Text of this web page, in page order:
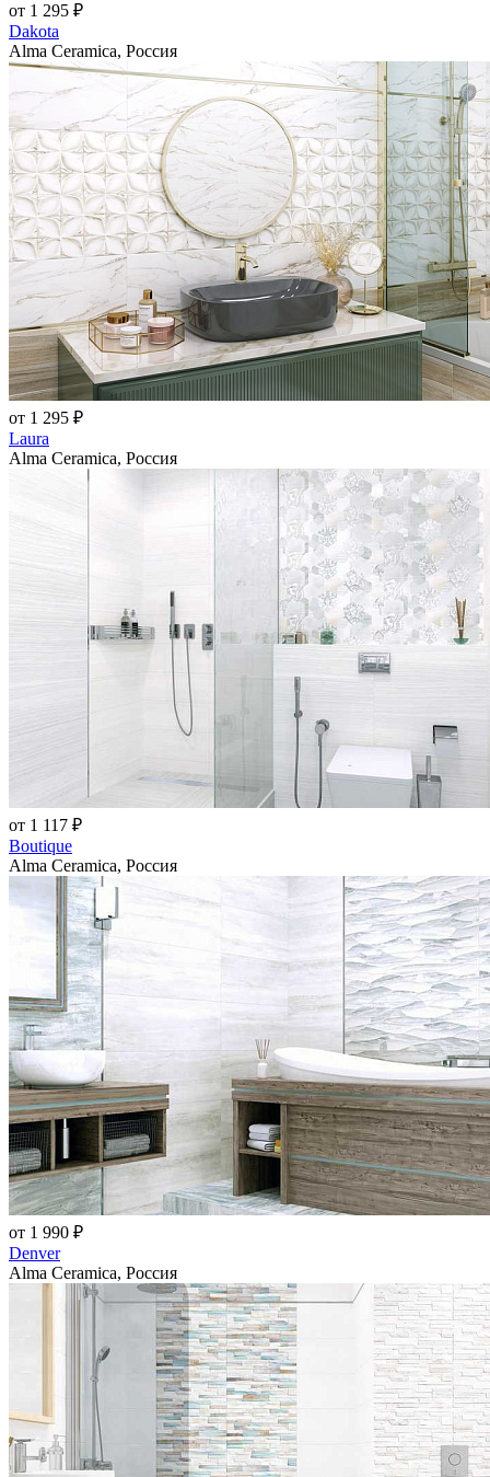
от 1 295 ₽
Dakota
Alma Ceramica, Россия
от 1 295 ₽
Laura
Alma Ceramica, Россия
от 1 117 ₽
Boutique
Alma Ceramica, Россия
от 1 990 ₽
Denver
Alma Ceramica, Россия